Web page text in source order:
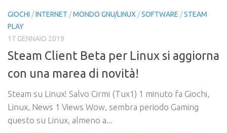
GIOCHI /INTERNET /MONDO GNU/LINUX /SOFTWARE /STEAM
PLAY
17 GENNAIO 2019
Steam Client Beta per Linux si aggiorna
con una marea di novità!
Steam su Linux! Salvo Cirmi (Tux1) 1 minuto fa Giochi,
Linux, News 1 Views Wow, sembra periodo Gaming
questo su Linux, almeno a...